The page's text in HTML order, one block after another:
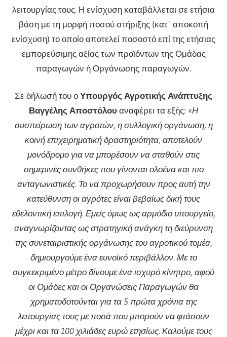
λειτουργίας τους. Η ενίσχυση καταβάλλεται σε ετήσια
βάση με τη μορφή ποσού στήριξης (κατ΄ αποκοπή
ενίσχυση) το οποίο αποτελεί ποσοστό επί της ετήσιας
εμπορεύσιμης αξίας των προϊόντων της Ομάδας
παραγωγών ή Οργάνωσης παραγωγών.
Σε δήλωσή του οΥπουργός Αγροτικής Ανάπτυξης
Βαγγέλης Αποστόλουαναφέρει τα εξής: «Η
συσπείρωση των αγροτών, η συλλογική οργάνωση, η
κοινή επιχειρηματική δραστηριότητα, αποτελούν
μονόδρομο για να μπορέσουν να σταθούν στις
σημερινές συνθήκες που γίνονται ολοένα και πιο
ανταγωνιστικές. Το να προχωρήσουν προς αυτή την
κατεύθυνση οι αγρότες είναι βεβαίως δική τους
εθελοντική επιλογή. Εμείς όμως ως αρμόδιο υπουργείο,
αναγνωρίζοντας ως στρατηγική ανάγκη τη διεύρυνση
της συνεταιριστικής οργάνωσης του αγροτικού τομέα,
δημιουργούμε ένα ευνοϊκό περιβάλλον. Με το
συγκεκριμένο μέτρο δίνουμε ένα ισχυρό κίνητρο, αφού
οι Ομάδες και οι Οργανώσεις Παραγωγών θα
χρηματοδοτούνται για τα 5 πρώτα χρόνια της
λειτουργίας τους με ποσά που μπορούν να φτάσουν
μέχρι και τα 100 χιλιάδες ευρώ ετησίως. Καλούμε τους